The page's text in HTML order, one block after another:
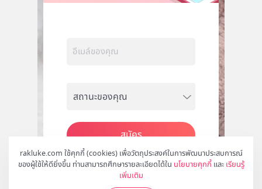
rakluke.com ใช้คุกกี้ (cookies) เพื่อวัตถุประสงค์ในการพัฒนาประสบการณ์
ของผู้ใช้ให้ดียิ่งขึ้น ท่านสามารถศึกษารายละเอียดได้ใน นโยบายคุกกี้ และ เรียนรู้
เพิ่มเติม
สมัคร